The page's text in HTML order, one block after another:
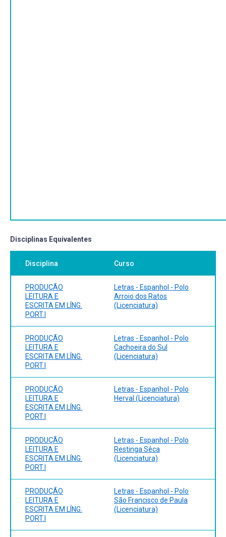
Disciplinas Equivalentes
Disciplina Curso
PRODUÇÃO
LEITURA E
ESCRITA EM LÍNG.
PORT.I
Letras - Espanhol - Polo
Arroio dos Ratos
(Licenciatura)
PRODUÇÃO
LEITURA E
ESCRITA EM LÍNG.
PORT.I
Letras - Espanhol - Polo
Cachoeira do Sul
(Licenciatura)
PRODUÇÃO
LEITURA E
ESCRITA EM LÍNG.
PORT.I
Letras - Espanhol - Polo
Herval (Licenciatura)
PRODUÇÃO
LEITURA E
ESCRITA EM LÍNG.
PORT.I
Letras - Espanhol - Polo
Restinga Sêca
(Licenciatura)
PRODUÇÃO
LEITURA E
ESCRITA EM LÍNG.
PORT.I
Letras - Espanhol - Polo
São Francisco de Paula
(Licenciatura)